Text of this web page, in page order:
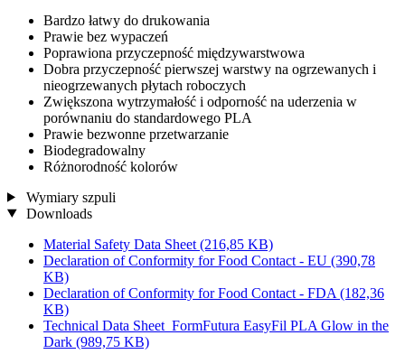
Bardzo łatwy do drukowania
Prawie bez wypaczeń
Poprawiona przyczepność międzywarstwowa
Dobra przyczepność pierwszej warstwy na ogrzewanych i
nieogrzewanych płytach roboczych
Zwiększona wytrzymałość i odporność na uderzenia w
porównaniu do standardowego PLA
Prawie bezwonne przetwarzanie
Biodegradowalny
Różnorodność kolorów
Wymiary szpuli
Downloads
Material Safety Data Sheet (216,85 KB)
Declaration of Conformity for Food Contact - EU (390,78
KB)
Declaration of Conformity for Food Contact - FDA (182,36
KB)
Technical Data Sheet_FormFutura EasyFil PLA Glow in the
Dark (989,75 KB)